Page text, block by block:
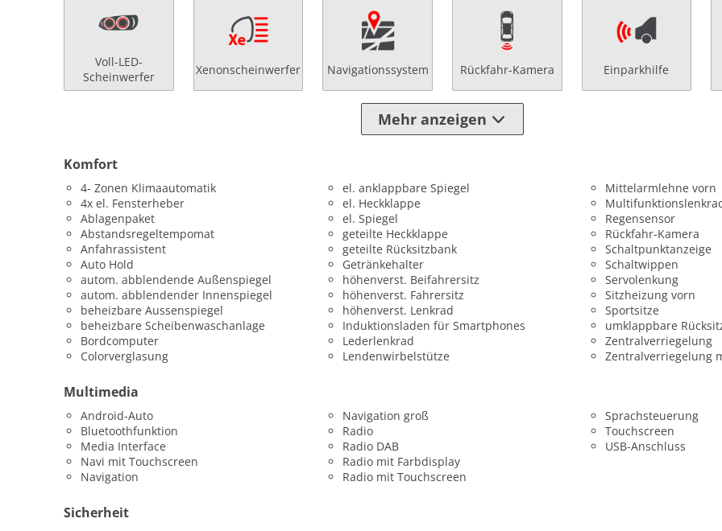
Voll-LED-
Scheinwerfer
Xenonscheinwerfer Navigationssystem Rückfahr-Kamera Einparkhilfe
Mehr anzeigen
Komfort
4- Zonen Klimaautomatik
4x el. Fensterheber
Ablagenpaket
Abstandsregeltempomat
Anfahrassistent
Auto Hold
autom. abblendende Außenspiegel
autom. abblendender Innenspiegel
beheizbare Aussenspiegel
beheizbare Scheibenwaschanlage
Bordcomputer
Colorverglasung
el. anklappbare Spiegel
el. Heckklappe
el. Spiegel
geteilte Heckklappe
geteilte Rücksitzbank
Getränkehalter
höhenverst. Beifahrersitz
höhenverst. Fahrersitz
höhenverst. Lenkrad
Induktionsladen für Smartphones
Lederlenkrad
Lendenwirbelstütze
Mittelarmlehne vorn
Regensensor
Rückfahr-Kamera
Schaltpunktanzeige
Schaltwippen
Servolenkung
Sitzheizung vorn
Sportsitze
umklappbare
Zentralverriegelung
Zentralverriegelung
Multimedia
Android-Auto
Bluetoothfunktion
Media Interface
Navi mit Touchscreen
Navigation
Navigation groß
Radio
Radio DAB
Radio mit Farbdisplay
Radio mit Touchscreen
Sprachsteuerung
Touchscreen
USB-Anschluss
Sicherheit